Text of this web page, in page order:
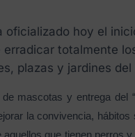
hoy el
totalmente
plazas y jardines del
mascotas y entrega
la convivencia,
que tienen